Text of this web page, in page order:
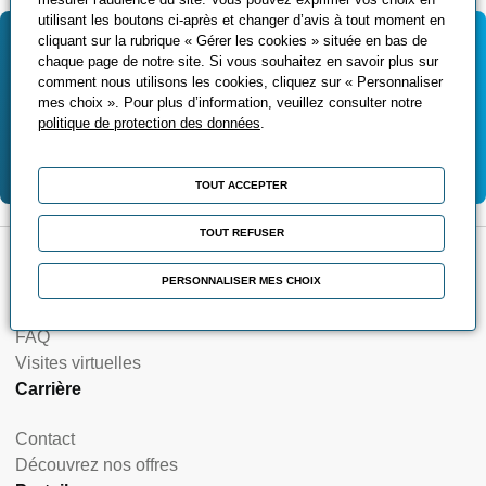
Vous souhaitez plus de
renseignements ?
A propos
FAQ
Visites virtuelles
Carrière
Contact
Découvrez nos offres
utilisant les boutons ci-après et changer d’avis à tout moment en
cliquant sur la rubrique « Gérer les cookies » située en bas de
chaque page de notre site. Si vous souhaitez en savoir plus sur
comment nous utilisons les cookies, cliquez sur « Personnaliser
mes choix ». Pour plus d’information, veuillez consulter notre
politique de protection des données.
TOUT ACCEPTER
TOUT REFUSER
PERSONNALISER MES CHOIX